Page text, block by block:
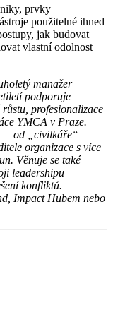
prvky
použitelné ihned
jak budovat
vlastní odolnost
manažer
podporuje
profesionalizace
YMCA v Praze.
— od „civilkáře“
organizace s více
Věnuje se také
leadershipu
konfliktů.
Impact Hubem nebo